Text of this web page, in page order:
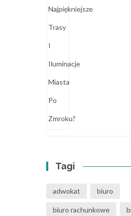
Tagi
adwokat biuro
biuro rachunkowe